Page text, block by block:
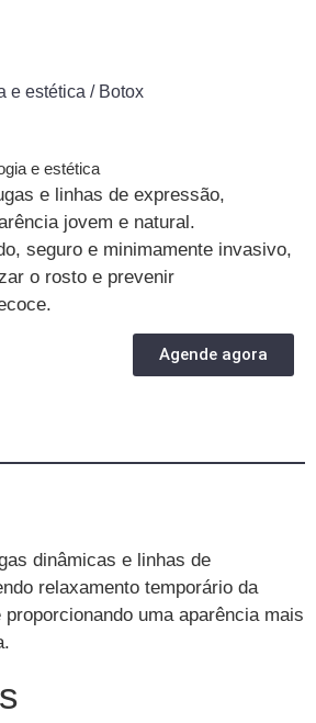
e estética / Botox
e estética
e linhas de expressão,
jovem e natural.
seguro e minimamente invasivo,
o rosto e prevenir
Agende agora
dinâmicas e linhas de
relaxamento temporário da
uma aparência mais